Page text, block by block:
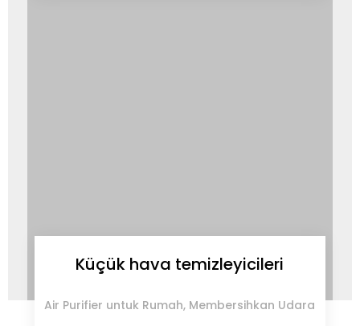
Küçük hava temizleyicileri
Air Purifier untuk Rumah, Membersihkan Udara